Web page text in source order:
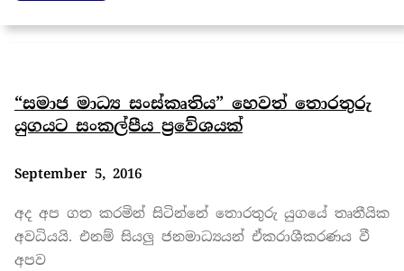
“සමාජ මාධ්‍ය සංස්කෘතිය” හෙවත් තොරතුරු
යුගයට සංකල්පීය ප්‍රවේශයක්
September 5, 2016
අද අප ගත කරමින් සිටින්නේ තොරතුරු යුගයේ තෘතීයික
අවධියයි. එනම් සියලු ජනමාධ්‍යයන් ඒකරාශීකරණය වී
අපව